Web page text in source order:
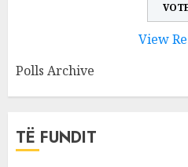
View
Polls Archive
TË FUNDIT